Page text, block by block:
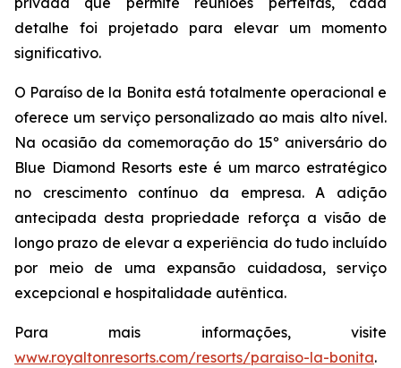
detalhe foi projetado para elevar um momento
significativo.
O Paraíso de la Bonita está totalmente operacional e
oferece um serviço personalizado ao mais alto nível.
Na ocasião da comemoração do 15º aniversário do
Blue Diamond Resorts este é um marco estratégico
no crescimento contínuo da empresa. A adição
antecipada desta propriedade reforça a visão de
longo prazo de elevar a experiência do tudo incluído
por meio de uma expansão cuidadosa, serviço
excepcional e hospitalidade autêntica.
Para mais informações, visite
www.royaltonresorts.com/resorts/paraiso-la-bonita.